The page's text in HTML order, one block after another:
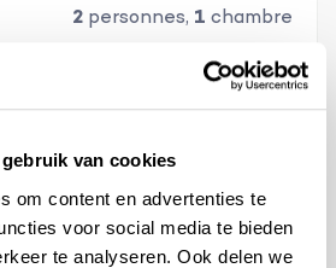
van cookies
om content en advertenties te
voor social media te bieden
te analyseren. Ook delen we
2 personnes, 1 chambre
Cérestain
Provence, Céreste-en-Luberon
Plus d'info